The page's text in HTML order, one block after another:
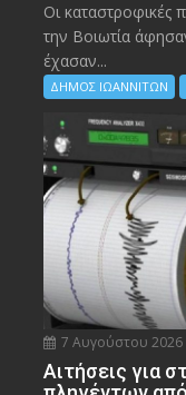
Οι καταστροφικές
την Bοιωτία
έχασαν...
ΔΗΜΟΣ ΙΩΑΝΝΙΤΩΝ
7 Αυγούστου 2026
Αιτήσεις για